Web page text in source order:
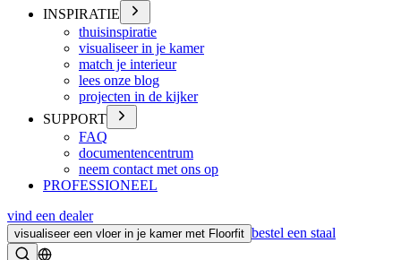
INSPIRATIE
thuisinspiratie
visualiseer in je kamer
match je interieur
lees onze blog
projecten in de kijker
SUPPORT
FAQ
documentencentrum
neem contact met ons op
PROFESSIONEEL
vind een dealer
visualiseer een vloer in je kamer met Floorfit bestel een staal
Zoeken